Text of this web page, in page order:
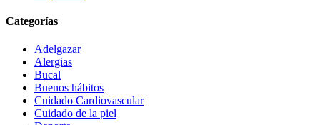
Categorías
Adelgazar
Alergias
Bucal
Buenos hábitos
Cuidado Cardiovascular
Cuidado de la piel